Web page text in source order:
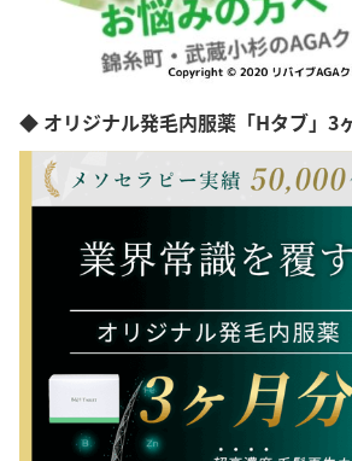
◆ オリジナル発毛内服薬「Hタブ」3